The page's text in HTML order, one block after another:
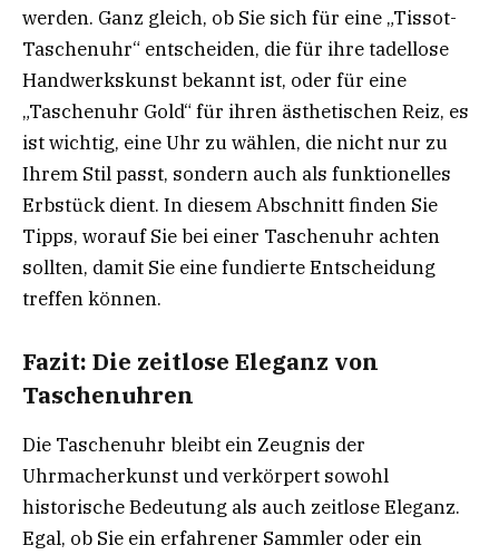
werden. Ganz gleich, ob Sie sich für eine „Tissot-
Taschenuhr“ entscheiden, die für ihre tadellose
Handwerkskunst bekannt ist, oder für eine
„Taschenuhr Gold“ für ihren ästhetischen Reiz, es
ist wichtig, eine Uhr zu wählen, die nicht nur zu
Ihrem Stil passt, sondern auch als funktionelles
Erbstück dient. In diesem Abschnitt finden Sie
Tipps, worauf Sie bei einer Taschenuhr achten
sollten, damit Sie eine fundierte Entscheidung
treffen können.
Fazit: Die zeitlose Eleganz von
Taschenuhren
Die Taschenuhr bleibt ein Zeugnis der
Uhrmacherkunst und verkörpert sowohl
historische Bedeutung als auch zeitlose Eleganz.
Egal, ob Sie ein erfahrener Sammler oder ein